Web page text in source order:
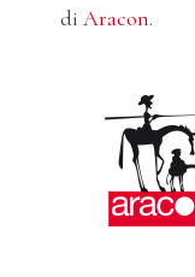
diAracon.